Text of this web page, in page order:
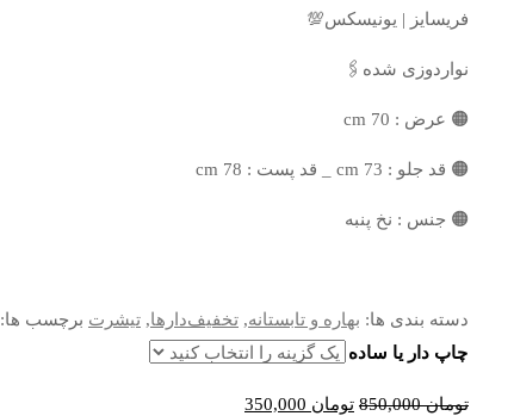
فریسایز | یونیسکس💯
نواردوزی شده🖇
🟠 عرض : 70 cm
🟠 قد جلو : 73 cm _ قد پست : 78 cm
🟠 جنس : نخ پنبه
دسته بندی ها: بهاره و تابستانه, تخفیف‌دارها, تیشرت برچسب ها:
چاپ دار یا ساده
تومان850,000 تومان